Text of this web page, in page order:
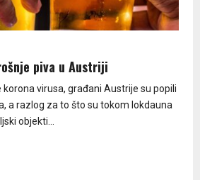
piva u Austriji
virusa, građani Austrije su popili
a razlog za to što su tokom lokdauna
objekti...